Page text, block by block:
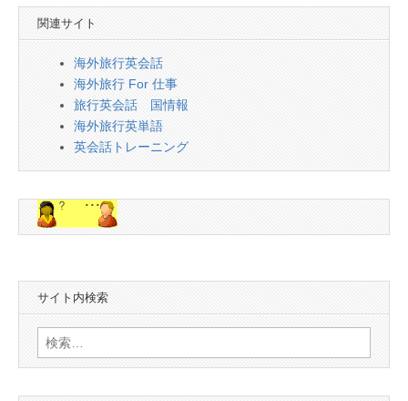
関連サイト
海外旅行英会話
海外旅行 For 仕事
旅行英会話 国情報
海外旅行英単語
英会話トレーニング
サイト内検索
検
索: